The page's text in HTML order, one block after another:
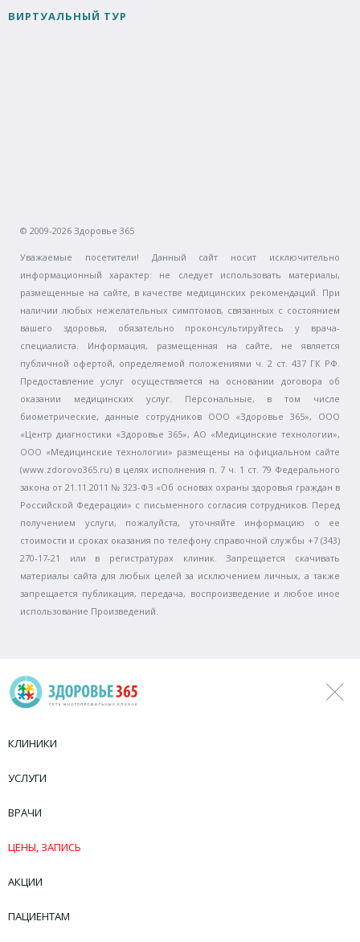
ВИРТУАЛЬНЫЙ ТУР
© 2009-2026 Здоровье 365
Уважаемые посетители! Данный сайт носит исключительно
информационный характер: не следует использовать материалы,
размещенные на сайте, в качестве медицинских рекомендаций. При
наличии любых нежелательных симптомов, связанных с состоянием
вашего здоровья, обязательно проконсультируйтесь у врача-
специалиста. Информация, размещенная на сайте, не является
публичной офертой, определяемой положениями ч. 2 ст. 437 ГК РФ.
Предоставление услуг осуществляется на основании договора об
оказании медицинских услуг. Персональные, в том числе
биометрические, данные сотрудников ООО «Здоровье 365», ООО
«Центр диагностики «Здоровье 365», АО «Медицинские технологии»,
ООО «Медицинские технологии» размещены на официальном сайте
(www.zdorovo365.ru) в целях исполнения п. 7 ч. 1 ст. 79 Федерального
закона от 21.11.2011 № 323-ФЗ «Об основах охраны здоровья граждан в
Российской Федерации» с письменного согласия сотрудников. Перед
получением услуги, пожалуйста, уточняйте информацию о ее
стоимости и сроках оказания по телефону справочной службы +7 (343)
270-17-21 или в регистратурах клиник. Запрещается скачивать
материалы сайта для любых целей за исключением личных, а также
запрещается публикация, передача, воспроизведение и любое иное
использование Произведений.
КЛИНИКИ
УСЛУГИ
ВРАЧИ
ЦЕНЫ, ЗАПИСЬ
АКЦИИ
ПАЦИЕНТАМ